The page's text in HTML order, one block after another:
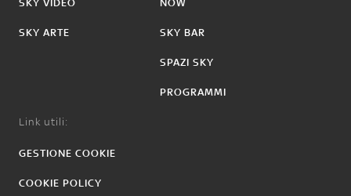
SKY VIDEO
SKY ARTE
NOW
SKY BAR
SPAZI SKY
PROGRAMMI
Link utili:
GESTIONE COOKIE
COOKIE POLICY